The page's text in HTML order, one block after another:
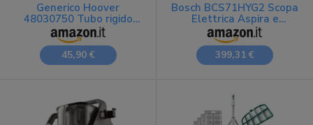
Generico Hoover
48030750 Tubo rigido
azzurro scopa H-FREE
100 mod. HF122PTA,
HF122DPT
45,90 €
Bosch BCS71HYG2 Scopa
Elettrica Aspira e
Lavapavimenti 2in1,
Bianco
399,31 €